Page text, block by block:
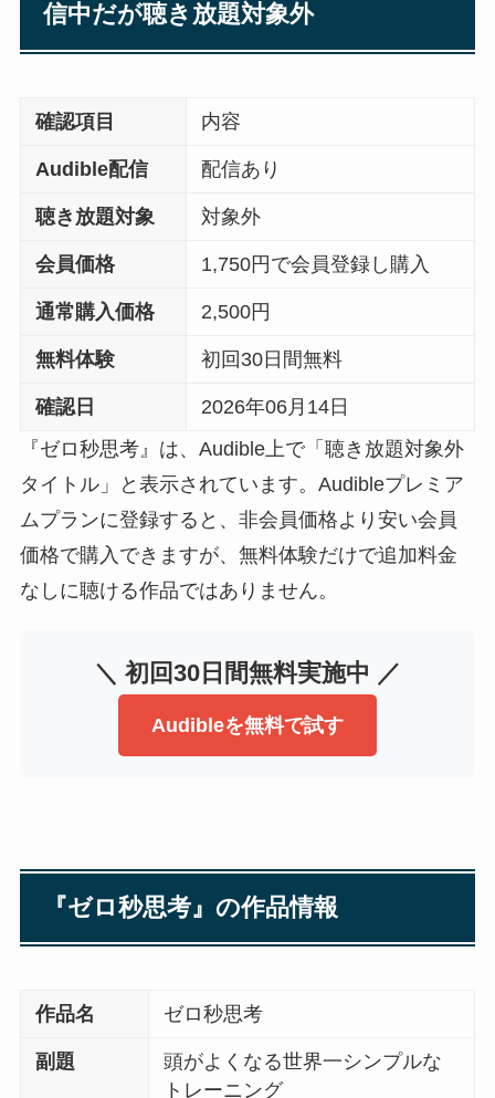
信中だが聴き放題対象外
確認項目 内容
Audible配信 配信あり
聴き放題対象 対象外
会員価格 1,750円で会員登録し購入
通常購入価格 2,500円
無料体験 初回30日間無料
確認日
2026年06月14日
『ゼロ秒思考』は、Audible上で「聴き放題対象外
タイトル」と表示されています。Audibleプレミア
ムプランに登録すると、非会員価格より安い会員
価格で購入できますが、無料体験だけで追加料金
なしに聴ける作品ではありません。
＼ 初回30日間無料実施中 ／
Audibleを無料で試す
『ゼロ秒思考』の作品情報
作品名 ゼロ秒思考
副題
頭がよくなる世界一シンプルな
トレーニング